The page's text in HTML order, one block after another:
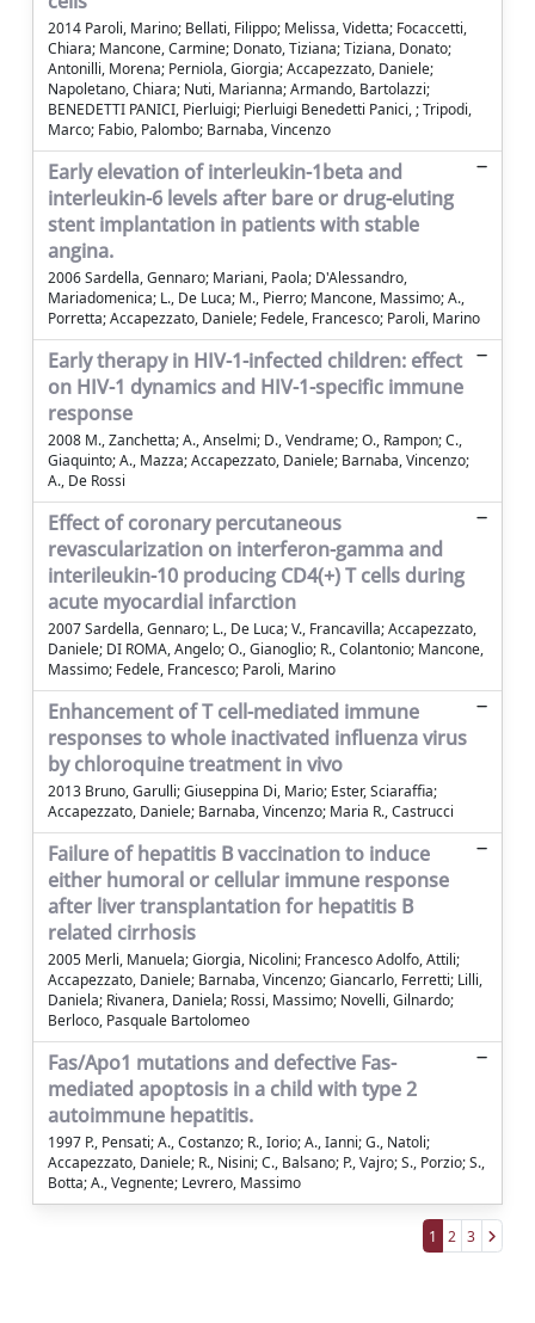
2014 Paroli, Marino; Bellati, Filippo; Melissa, Videtta; Focaccetti,
Chiara; Mancone, Carmine; Donato, Tiziana; Tiziana, Donato;
Antonilli, Morena; Perniola, Giorgia; Accapezzato, Daniele;
Napoletano, Chiara; Nuti, Marianna; Armando, Bartolazzi;
BENEDETTI PANICI, Pierluigi; Pierluigi Benedetti Panici, ; Tripodi,
Marco; Fabio, Palombo; Barnaba, Vincenzo
Early elevation of interleukin-1beta and
interleukin-6 levels after bare or drug-eluting
stent implantation in patients with stable
angina.
2006 Sardella, Gennaro; Mariani, Paola; D'Alessandro,
Mariadomenica; L., De Luca; M., Pierro; Mancone, Massimo; A.,
Porretta; Accapezzato, Daniele; Fedele, Francesco; Paroli, Marino
Early therapy in HIV-1-infected children: effect
on HIV-1 dynamics and HIV-1-specific immune
response
2008 M., Zanchetta; A., Anselmi; D., Vendrame; O., Rampon; C.,
Giaquinto; A., Mazza; Accapezzato, Daniele; Barnaba, Vincenzo;
A., De Rossi
Effect of coronary percutaneous
revascularization on interferon-gamma and
interileukin-10 producing CD4(+) T cells during
acute myocardial infarction
2007 Sardella, Gennaro; L., De Luca; V., Francavilla; Accapezzato,
Daniele; DI ROMA, Angelo; O., Gianoglio; R., Colantonio; Mancone,
Massimo; Fedele, Francesco; Paroli, Marino
Enhancement of T cell-mediated immune
responses to whole inactivated influenza virus
by chloroquine treatment in vivo
2013 Bruno, Garulli; Giuseppina Di, Mario; Ester, Sciaraffia;
Accapezzato, Daniele; Barnaba, Vincenzo; Maria R., Castrucci
Failure of hepatitis B vaccination to induce
either humoral or cellular immune response
after liver transplantation for hepatitis B
related cirrhosis
2005 Merli, Manuela; Giorgia, Nicolini; Francesco Adolfo, Attili;
Accapezzato, Daniele; Barnaba, Vincenzo; Giancarlo, Ferretti; Lilli,
Daniela; Rivanera, Daniela; Rossi, Massimo; Novelli, Gilnardo;
Berloco, Pasquale Bartolomeo
Fas/Apo1 mutations and defective Fas-
mediated apoptosis in a child with type 2
autoimmune hepatitis.
1997 P., Pensati; A., Costanzo; R., Iorio; A., Ianni; G., Natoli;
Accapezzato, Daniele; R., Nisini; C., Balsano; P., Vajro; S., Porzio; S.,
Botta; A., Vegnente; Levrero, Massimo
1 2 3